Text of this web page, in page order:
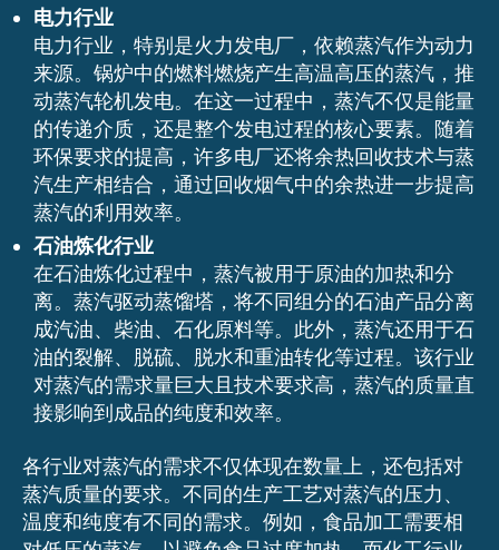
电力行业
电力行业，特别是火力发电厂，依赖蒸汽作为动力
来源。锅炉中的燃料燃烧产生高温高压的蒸汽，推
动蒸汽轮机发电。在这一过程中，蒸汽不仅是能量
的传递介质，还是整个发电过程的核心要素。随着
环保要求的提高，许多电厂还将余热回收技术与蒸
汽生产相结合，通过回收烟气中的余热进一步提高
蒸汽的利用效率。
石油炼化行业
在石油炼化过程中，蒸汽被用于原油的加热和分
离。蒸汽驱动蒸馏塔，将不同组分的石油产品分离
成汽油、柴油、石化原料等。此外，蒸汽还用于石
油的裂解、脱硫、脱水和重油转化等过程。该行业
对蒸汽的需求量巨大且技术要求高，蒸汽的质量直
接影响到成品的纯度和效率。
各行业对蒸汽的需求不仅体现在数量上，还包括对
蒸汽质量的要求。不同的生产工艺对蒸汽的压力、
温度和纯度有不同的需求。例如，食品加工需要相